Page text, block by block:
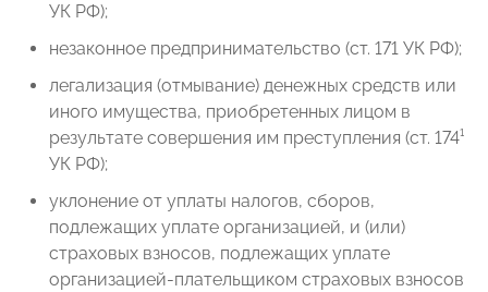
УК РФ);
незаконное предпринимательство (ст. 171 УК РФ);
легализация (отмывание) денежных средств или
иного имущества, приобретенных лицом в
результате совершения им преступления (ст. 174¹
УК РФ);
уклонение от уплаты налогов, сборов,
подлежащих уплате организацией, и (или)
страховых взносов, подлежащих уплате
организацией-плательщиком страховых взносов